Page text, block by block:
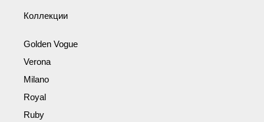
Коллекции
Golden Vogue
Verona
Milano
Royal
Ruby